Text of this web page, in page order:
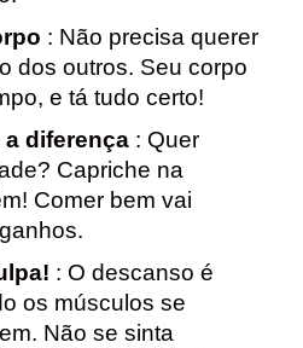
: Não precisa querer
dos outros. Seu corpo
e tá tudo certo!
a diferença : Quer
Capriche na
Comer bem vai
: O descanso é
os músculos se
Não se sinta